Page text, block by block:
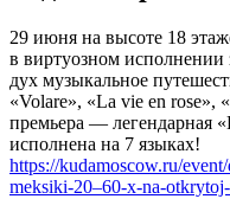
29 июня на высоте 18
в виртуозном
дух музыкальное
«Volare», «La vie en rose»,
премьера — легендарная
исполнена на 7 языках!
https://kudamoscow.ru/
meksiki-20–60-x-na-